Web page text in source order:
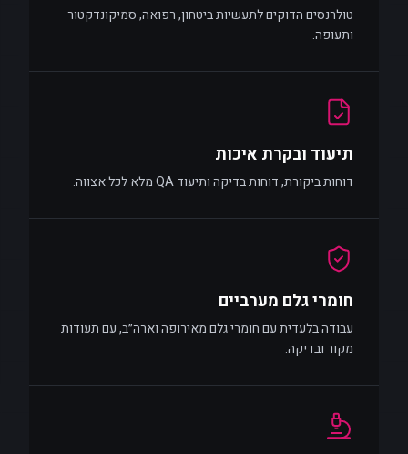
טולרנסים הדוקים לתעשיות ביטחון, רפואה, סמיקונדקטור
ותעופה.
תיעוד ובקרת איכות
דוחות ביקורת, דוחות בדיקה ותיעוד QA מלא לכל אצווה.
חומרי גלם מערביים
עבודה בלעדית עם חומרי גלם מאירופה וארה״ב, עם תעודות
מקור ובדיקה.